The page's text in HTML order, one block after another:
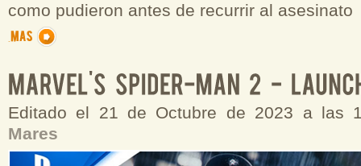
como pudieron antes de recurrir al asesinato
Editado el 21 de Octubre de 2023 a las
Mares